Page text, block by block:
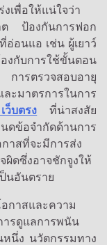
เพื่อให้แน่ใจว่า
ต ป้องกันการฟอก
อ่อนแอ เช่น ผู้เยาว์
กับการใช้ขั้นตอน
ารตรวจสอบอายุ
ะมาตรการในการ
บตรง ที่น่าสงสัย
ดข้อจำกัดด้านการ
าสที่จะมีการส่ง
ผิดซึ่งอาจชักจูงให้
นอันตราย
กาสและความ
ารดูแลการพนัน
นึ่ง นวัตกรรมทาง